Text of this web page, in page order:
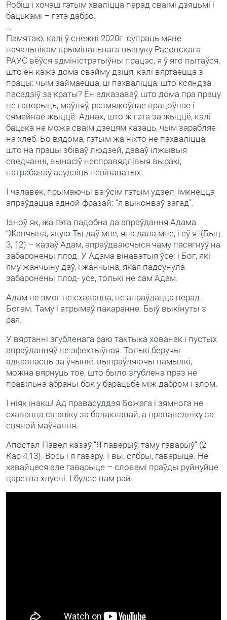
Робіш і хочаш гэтым хваліцца перад сваімі дзяцьмі і
бацькамі – гэта дабро.
…
Памятаю, калі ў снежні 2020г. супраць мяне
начальнікам крымінальнага вышуку Расонскага
РАУС вёўся адміністратыўны працэс, я ў яго пытаўся,
што ён кажа дома свайму дзіця, калі вяртаецца з
працы: чым займаецца, ці пахваліцца, што ксяндза
пасадзіў за краты? Ён адказаваў, што дома пра працу
не гаворыць, маўляў, размяжоўвае працоўнае і
сямейнае жыццё. Аднак, што ж гэта за жыццё, калі
бацька не можа сваім дзецям казаць, чым зарабляе
на хлеб. Бо вядома, гэтым жа ніхто не пахваліцца,
што на працы збіваў людзей, даваў ілжывыя
сведчанні, вынасіў несправядлівыя выракі,
патрабаваў асудзіць невінаватых.
І чалавек, прымаючы ва ўсім гэтым удзел, імкнецца
апраўдацца адной фразай: “я выконваў загад”.
Ізноў як, жа гэта падобна да апраўдання Адама.
“Жанчына, якую Ты даў мне, яна дала мне, і еў я.”(Быц
3, 12) – казаў Адам, апраўдваючыся чаму пасягнуў на
забаронены плод. У Адама вінаватыя ўсе: і Бог, які
яму жанчыну даў, і жанчына, якая падсунула
забаронены плод- усе, толькі не сам Адам.
Адам не змог не схавацца, не апраўдацца перад
Богам. Таму і атрымаў пакаранне. Быў выкінуты з
рая.
У вяртанні згубленага раю тактыка хованак і пустых
апраўданняў не эфектыўная. Толькі беручы
адказнасць за ўчынкі, выпраўляючы памылкі,
можна вярнуць тое, што было згублена праз не
правільна абраны бок у барацьбе між дабром і злом.
І ніяк інакш! Ад правасуддзя Божага і зямнога не
схавацца сілавіку за балаклавай, а прапаведніку за
сцяной маўчання.
Апостал Павел казаў “Я паверыў, таму гаварыў” (2
Кар 4,13). Вось і я гавару. І вы, сябры, гаварыце. Не
хавайцеся але гаварыце – словамі праўды руйнуйце
царства хлусні. І будзе нам рай.